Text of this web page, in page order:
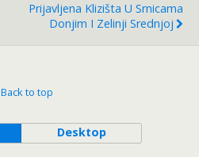
Prijavljena Klizišta U Srnicama
Donjim I Zelinji Srednjoj
Back to top
Desktop